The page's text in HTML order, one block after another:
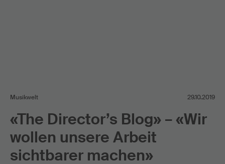
Musikwelt 29.10.2019
«The Director’s Blog» – «Wir
wollen unsere Arbeit
sichtbarer machen»